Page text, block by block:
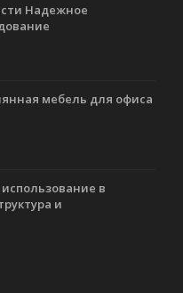
Надежное
мебель для офиса
в
и